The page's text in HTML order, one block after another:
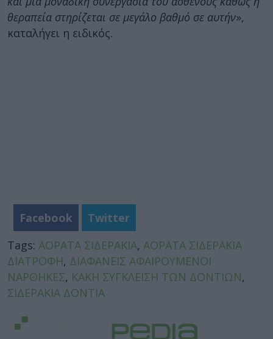
θεραπεία στηρίζεται σε μεγάλο βαθμό σε αυτήν»,
καταλήγει η ειδικός.
Facebook
Twitter
Tags: ΑΟΡΑΤΑ ΣΙΔΕΡΑΚΙΑ, ΑΟΡΑΤΑ ΣΙΔΕΡΑΚΙΑ
ΔΙΑΤΡΟΦΗ, ΔΙΑΦΑΝΕΙΣ ΑΦΑΙΡΟΥΜΕΝΟΙ
ΝΑΡΘΗΚΕΣ, ΚΑΚΗ ΣΥΓΚΛΕΙΣΗ ΤΩΝ ΔΟΝΤΙΩΝ,
ΣΙΔΕΡΑΚΙΑ ΔΟΝΤΙΑ